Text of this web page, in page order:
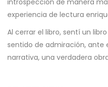
introspección de manera
experiencia de lectura
Al cerrar el libro, sentí un
sentido de admiración, ante
narrativa, una verdadera